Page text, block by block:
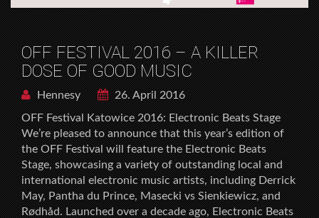
OFF FESTIVAL 2016 – A KILLER
DOSE OF GOOD MUSIC
Hennesy
26. April 2016
OFF Festival Katowice 2016: Electronic Beats Stage
We’re pleased to announce that this year’s edition of
the OFF Festival will feature the Electronic Beats
Stage, showcasing a variety of outstanding local and
international electronic music artists, including Derrick
May, Pantha du Prince, Masecki vs Sienkiewicz, and
Rødhåd. Launched over a decade ago, Electronic Beats